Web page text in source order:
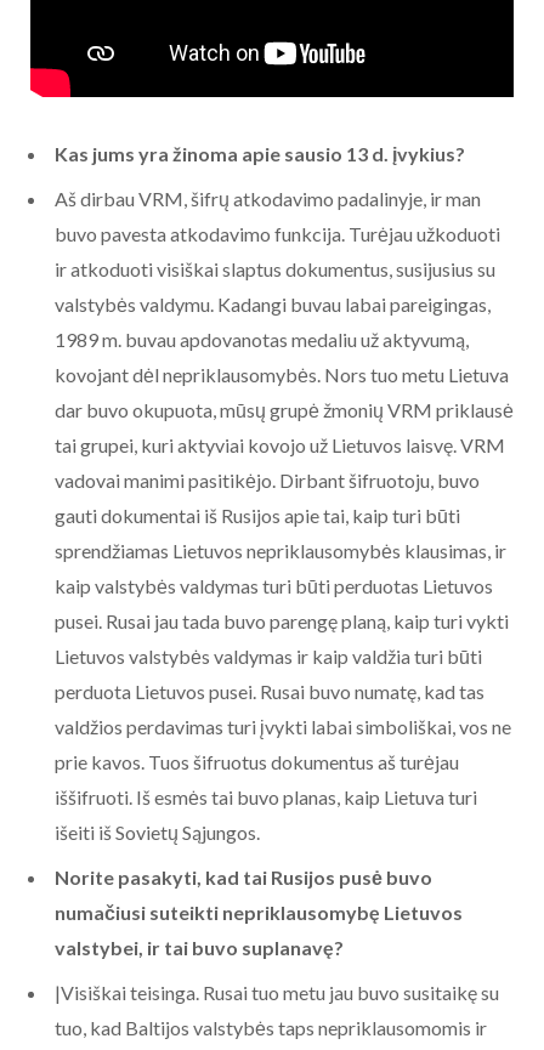
Kas jums yra žinoma apie sausio 13 d. įvykius?
Aš dirbau VRM, šifrų atkodavimo padalinyje, ir man
buvo pavesta atkodavimo funkcija. Turėjau užkoduoti
ir atkoduoti visiškai slaptus dokumentus, susijusius su
valstybės valdymu. Kadangi buvau labai pareigingas,
1989 m. buvau apdovanotas medaliu už aktyvumą,
kovojant dėl nepriklausomybės. Nors tuo metu Lietuva
dar buvo okupuota, mūsų grupė žmonių VRM priklausė
tai grupei, kuri aktyviai kovojo už Lietuvos laisvę. VRM
vadovai manimi pasitikėjo. Dirbant šifruotoju, buvo
gauti dokumentai iš Rusijos apie tai, kaip turi būti
sprendžiamas Lietuvos nepriklausomybės klausimas, ir
kaip valstybės valdymas turi būti perduotas Lietuvos
pusei. Rusai jau tada buvo parengę planą, kaip turi vykti
Lietuvos valstybės valdymas ir kaip valdžia turi būti
perduota Lietuvos pusei. Rusai buvo numatę, kad tas
valdžios perdavimas turi įvykti labai simboliškai, vos ne
prie kavos. Tuos šifruotus dokumentus aš turėjau
iššifruoti. Iš esmės tai buvo planas, kaip Lietuva turi
išeiti iš Sovietų Sąjungos.
Norite pasakyti, kad tai Rusijos pusė buvo
numačiusi suteikti nepriklausomybę Lietuvos
valstybei, ir tai buvo suplanavę?
|Visiškai teisinga. Rusai tuo metu jau buvo susitaikę su
tuo, kad Baltijos valstybės taps nepriklausomomis ir